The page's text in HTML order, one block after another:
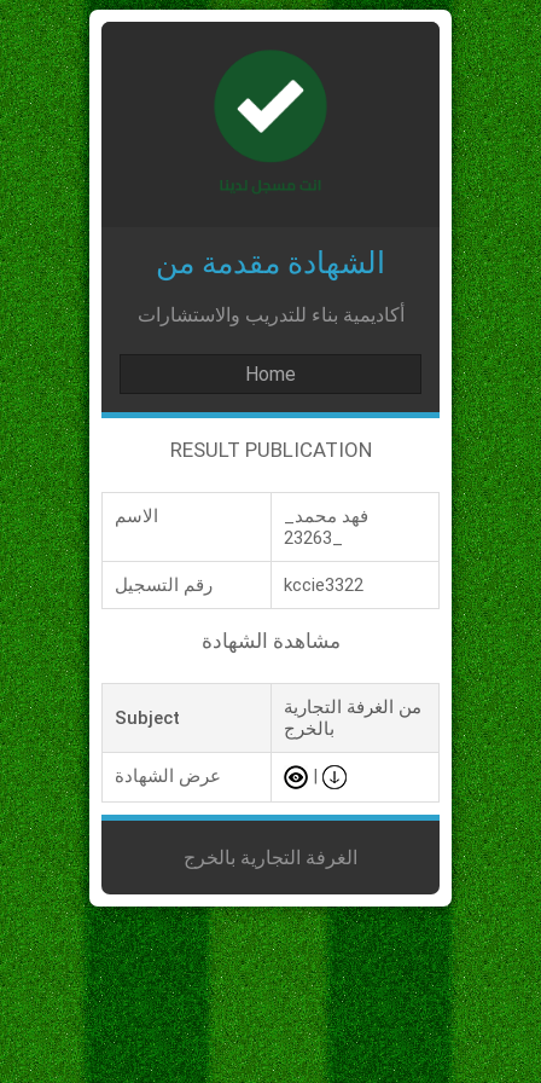
الشهادة مقدمة من
أكاديمية بناء للتدريب والاستشارات
Home
RESULT PUBLICATION
الاسم
فهد محمد_
رقم التسجيل kccie3322
مشاهدة الشهادة
Subject
من الغرفة التجارية
بالخرج
عرض الشهادة
الغرفة التجارية بالخرج